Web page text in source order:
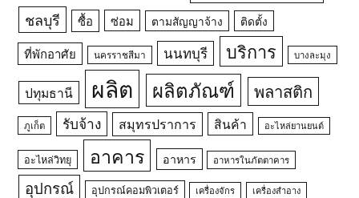
ชลบุรี ซื้อ ซ่อม ตามสัญญาจ้าง ติดตั้ง
ที่พักอาศัย นครราชสีมา นนทบุรี บริการ บางละมุง
ปทุมธานี ผลิต ผลิตภัณฑ์ พลาสติก
ภูเก็ต รับจ้าง สมุทรปราการ สินค้า อะไหล่ยานยนต์
อะไหล่วิทยุ อาคาร อาหาร อาหารในภัตตาคาร
อุปกรณ์ อุปกรณ์คอมพิวเตอร์ เครื่องจักร เครื่องสำอาง